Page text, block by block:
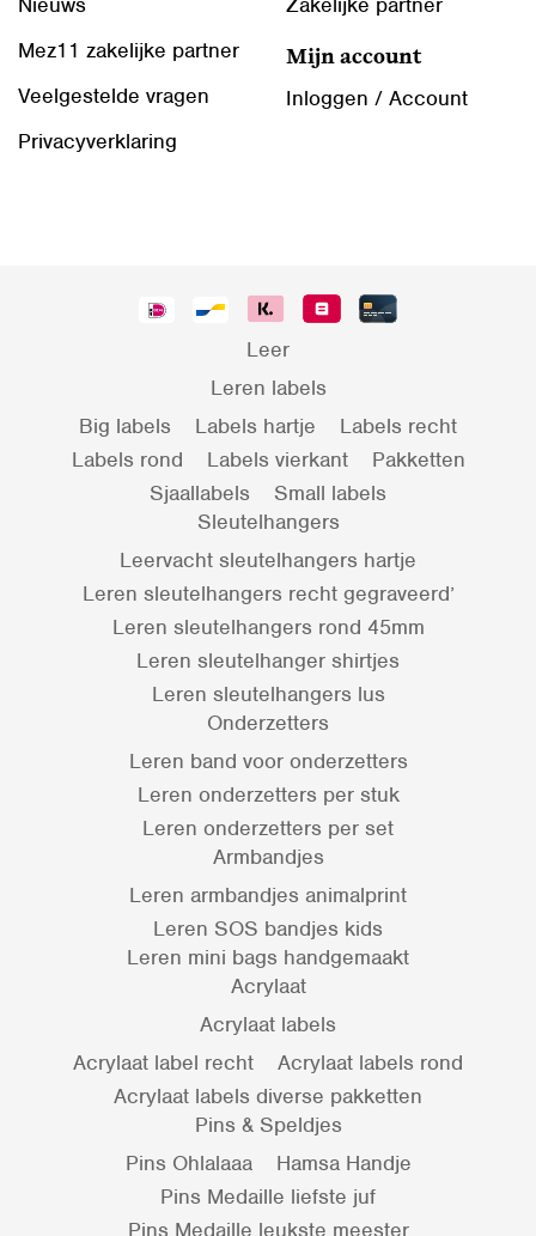
Nieuws
Mez11 zakelijke partner
Veelgestelde vragen
Privacyverklaring
Zakelijke partner
Mijn account
Inloggen / Account
Leer
Leren labels
Big labels
Labels hartje
Labels recht
Labels rond
Labels vierkant
Pakketten
Sjaallabels
Small labels
Sleutelhangers
Leervacht sleutelhangers hartje
Leren sleutelhangers recht gegraveerd’
Leren sleutelhangers rond 45mm
Leren sleutelhanger shirtjes
Leren sleutelhangers lus
Onderzetters
Leren band voor onderzetters
Leren onderzetters per stuk
Leren onderzetters per set
Armbandjes
Leren armbandjes animalprint
Leren SOS bandjes kids
Leren mini bags handgemaakt
Acrylaat
Acrylaat labels
Acrylaat label recht
Acrylaat labels rond
Acrylaat labels diverse pakketten
Pins & Speldjes
Pins Ohlalaaa
Hamsa Handje
Pins Medaille liefste juf
Pins Medaille leukste meester